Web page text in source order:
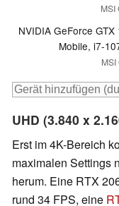
MSI
NVIDIA GeForce GTX
Mobile, i7-
UHD (3.840 x
Erst im 4K-Bereich
maximalen Settings
herum. Eine RTX
rund 34 FPS, eine